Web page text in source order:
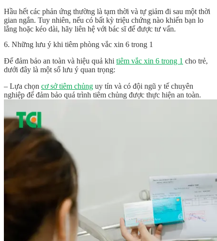
Hầu hết các phản ứng thường là tạm thời và tự giảm đi sau một thời
gian ngắn. Tuy nhiên, nếu có bất kỳ triệu chứng nào khiến bạn lo
lắng hoặc kéo dài, hãy liên hệ với bác sĩ để được tư vấn.
6. Những lưu ý khi tiêm phòng vắc xin 6 trong 1
Để đảm bảo an toàn và hiệu quả khi tiêm vắc xin 6 trong 1 cho trẻ,
dưới đây là một số lưu ý quan trọng:
– Lựa chọn cơ sở tiêm chủng uy tín và có đội ngũ y tế chuyên
nghiệp để đảm bảo quá trình tiêm chủng được thực hiện an toàn.